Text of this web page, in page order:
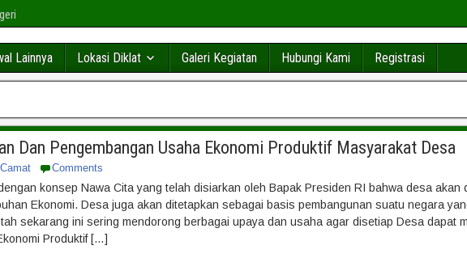
Lainnya Lokasi Diklat Galeri Kegiatan Hubungi Kami Registrasi
Dan Pengembangan Usaha Ekonomi Produktif Masyarakat Desa
Comments
konsep Nawa Cita yang telah disiarkan oleh Bapak Presiden RI ‎bahwa desa
Ekonomi. Desa juga akan ditetapkan sebagai basis pembangunan suatu negara
sekarang ini sering mendorong berbagai upaya dan usaha agar disetiap Desa dapat
Produktif […]